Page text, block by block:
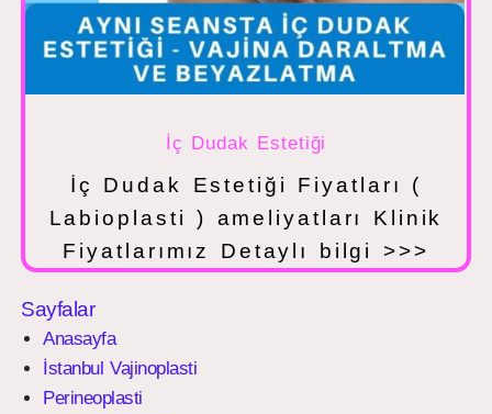
İç Dudak Estetiği
İç Dudak Estetiği Fiyatları (
Labioplasti ) ameliyatları Klinik
Fiyatlarımız Detaylı bilgi >>>
Sayfalar
Anasayfa
İstanbul Vajinoplasti
Perineoplasti